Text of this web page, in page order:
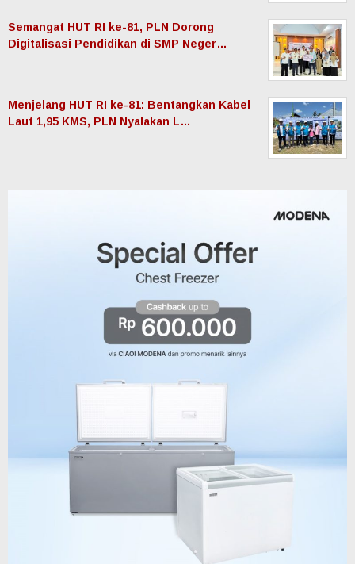
Semangat HUT RI ke-81, PLN Dorong
Digitalisasi Pendidikan di SMP Neger…
Menjelang HUT RI ke-81: Bentangkan Kabel
Laut 1,95 KMS, PLN Nyalakan L…